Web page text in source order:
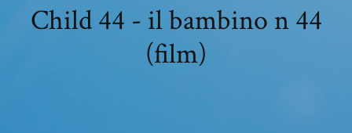
Child 44 - il bambino n 44
(film)